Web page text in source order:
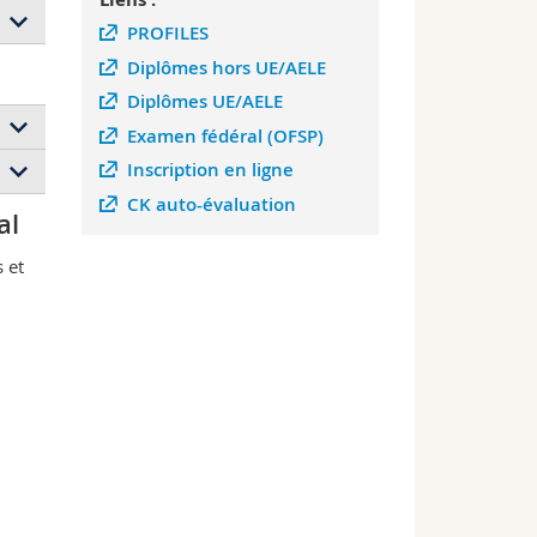
et
PROFILES
Diplômes hors UE/AELE
Diplômes UE/AELE
Examen fédéral (OFSP)
Inscription en ligne
CK auto-évaluation